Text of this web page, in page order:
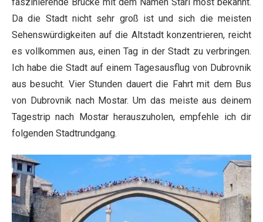
Da die Stadt nicht sehr groß ist und sich die meisten
Sehenswürdigkeiten auf die Altstadt konzentrieren, reicht
es vollkommen aus, einen Tag in der Stadt zu verbringen.
Ich habe die Stadt auf einem Tagesausflug von Dubrovnik
aus besucht. Vier Stunden dauert die Fahrt mit dem Bus
von Dubrovnik nach Mostar. Um das meiste aus deinem
Tagestrip nach Mostar herauszuholen, empfehle ich dir
folgenden Stadtrundgang.